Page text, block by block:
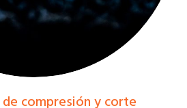
compresión y corte